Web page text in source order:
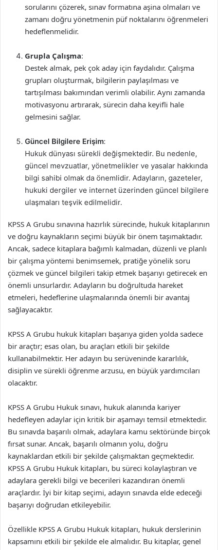
sorularını çözerek, sınav formatına aşina olmaları ve
zamanı doğru yönetmenin püf noktalarını öğrenmeleri
hedeflenmelidir.
Grupla Çalışma:
Destek almak, pek çok aday için faydalıdır. Çalışma
grupları oluşturmak, bilgilerin paylaşılması ve
tartışılması bakımından verimli olabilir. Aynı zamanda
motivasyonu artırarak, sürecin daha keyifli hale
gelmesini sağlar.
Güncel Bilgilere Erişim:
Hukuk dünyası sürekli değişmektedir. Bu nedenle,
güncel mevzuatlar, yönetmelikler ve yasalar hakkında
bilgi sahibi olmak da önemlidir. Adayların, gazeteler,
hukuki dergiler ve internet üzerinden güncel bilgilere
ulaşmaları teşvik edilmelidir.
KPSS A Grubu sınavına hazırlık sürecinde, hukuk kitaplarının
ve doğru kaynakların seçimi büyük bir önem taşımaktadır.
Ancak, sadece kitaplara bağımlı kalmadan, düzenli ve planlı
bir çalışma yöntemi benimsemek, pratiğe yönelik soru
çözmek ve güncel bilgileri takip etmek başarıyı getirecek en
önemli unsurlardır. Adayların bu doğrultuda hareket
etmeleri, hedeflerine ulaşmalarında önemli bir avantaj
sağlayacaktır.
KPSS A Grubu hukuk kitapları başarıya giden yolda sadece
bir araçtır; esas olan, bu araçları etkili bir şekilde
kullanabilmektir. Her adayın bu serüveninde kararlılık,
disiplin ve sürekli öğrenme arzusu, en büyük yardımcıları
olacaktır.
KPSS A Grubu Hukuk sınavı, hukuk alanında kariyer
hedefleyen adaylar için kritik bir aşamayı temsil etmektedir.
Bu sınavda başarılı olmak, adaylara kamu sektöründe birçok
fırsat sunar. Ancak, başarılı olmanın yolu, doğru
kaynaklardan etkili bir şekilde çalışmaktan geçmektedir.
KPSS A Grubu Hukuk kitapları, bu süreci kolaylaştıran ve
adaylara gerekli bilgi ve becerileri kazandıran önemli
araçlardır. İyi bir kitap seçimi, adayın sınavda elde edeceği
başarıyı doğrudan etkileyebilir.
Özellikle KPSS A Grubu Hukuk kitapları, hukuk derslerinin
kapsamını etkili bir şekilde ele almalıdır. Bu kitaplar, genel